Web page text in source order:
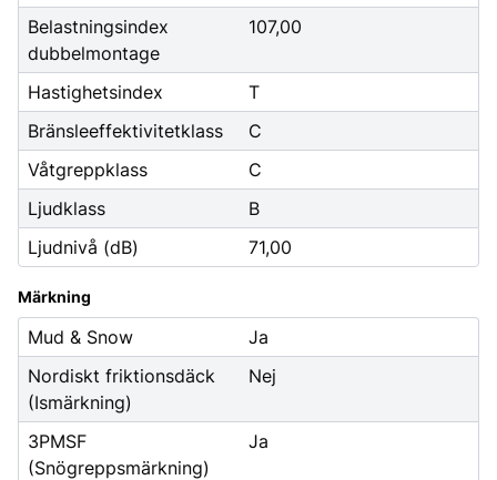
Belastningsindex
dubbelmontage
107,00
Hastighetsindex
T
Bränsleeffektivitetklass
C
Våtgreppklass
C
Ljudklass
B
Ljudnivå (dB)
71,00
Märkning
Mud & Snow
Ja
Nordiskt friktionsdäck
(Ismärkning)
Nej
3PMSF
(Snögreppsmärkning)
Ja